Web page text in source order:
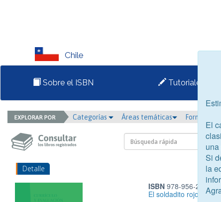
Chile
Sobre el ISBN Tutoriales
Categorías Áreas temáticas Formato
Detalle
ISBN978-956-264-
El soldadito rojo
El
Si
la